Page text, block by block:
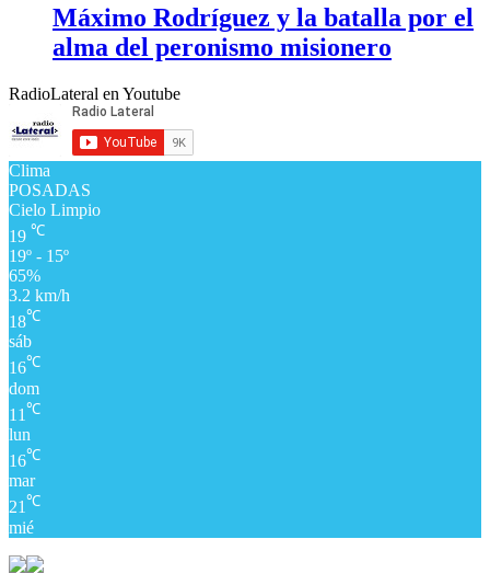
Máximo Rodríguez y la batalla por el
alma del peronismo misionero
RadioLateral en Youtube
Clima
POSADAS
Cielo Limpio
19 ℃
19º - 15º
65%
3.2 km/h
18℃
sáb
16℃
dom
11 ℃
lun
16℃
mar
21℃
mié